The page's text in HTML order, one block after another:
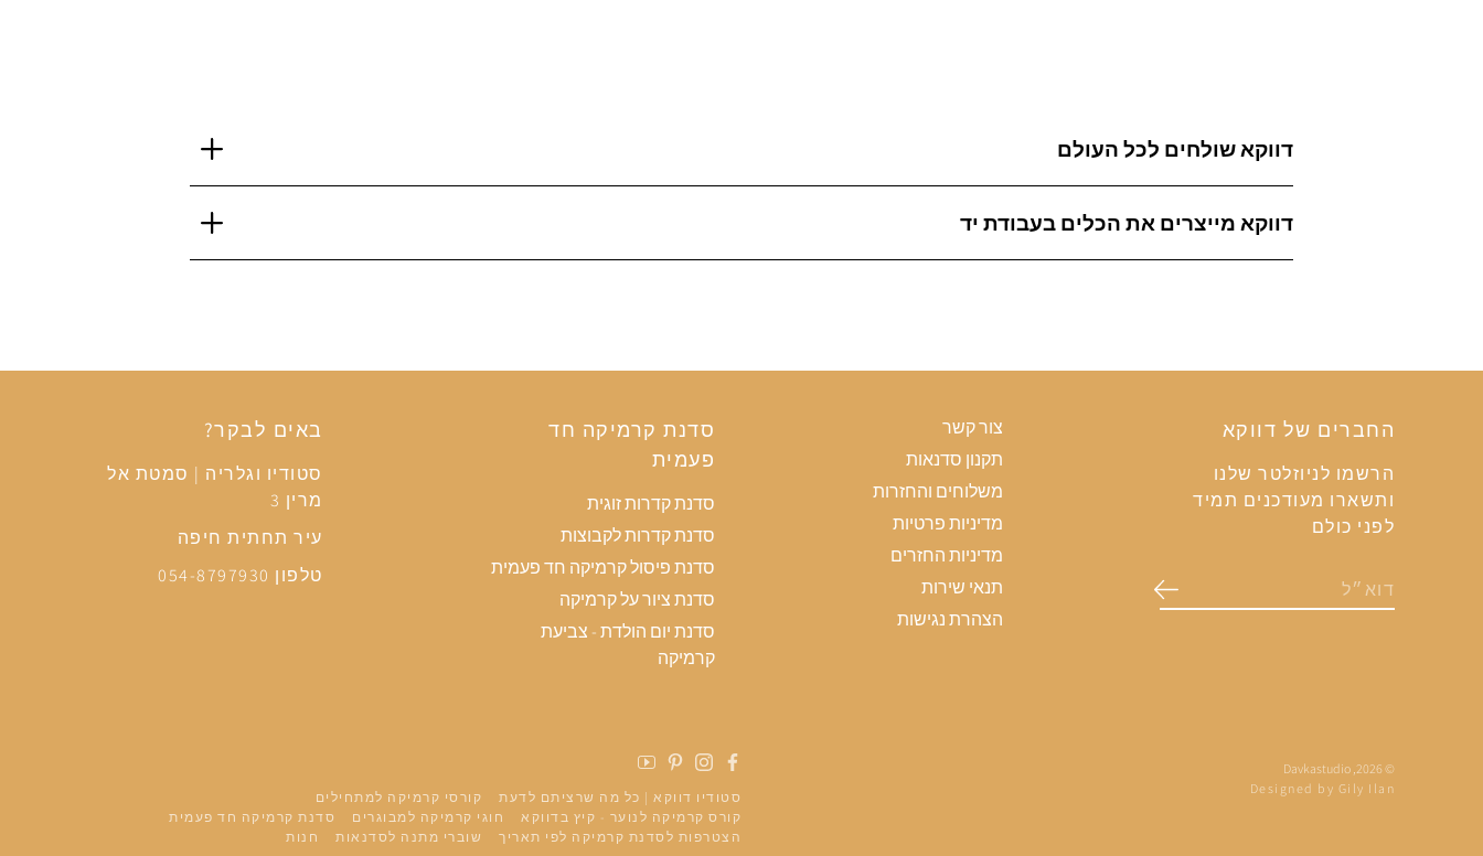
דווקא שולחים לכל העולם
דווקא מייצרים את הכלים בעבודת יד
החברים של דווקא
הרשמו לניוזלטר שלנו
ותשארו מעודכנים תמיד
לפני כולם
צור קשר
תקנון סדנאות
משלוחים והחזרות
מדיניות פרטיות
מדיניות החזרים
תנאי שירות
הצהרת נגישות
סדנת קרמיקה חד
פעמית
סדנת קדרות זוגית
סדנת קדרות לקבוצות
סדנת פיסול קרמיקה חד פעמית
סדנת ציור על קרמיקה
סדנת יום הולדת - צביעת
קרמיקה
באים לבקר?
סטודיו וגלריה | סמטת אל
מרין 3
עיר תחתית חיפה
טלפון 054-8797930
סטודיו דווקא | כל מה שרציתם לדעת
קורסי קרמיקה למתחילים
קורס קרמיקה לנוער - קיץ בדווקא
חוגי קרמיקה למבוגרים
סדנת קרמיקה חד פעמית
הצטרפות לסדנת קרמיקה לפי תאריך
שוברי מתנה לסדנאות חנות
© 2026,
Davkastudio
Designed by Gily Ilan